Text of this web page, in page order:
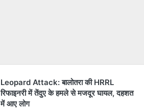
Leopard Attack: बालोतरा की HRRL
रिफाइनरी में तेंदुए के हमले से मजदूर घायल, दहशत
में आए लोग